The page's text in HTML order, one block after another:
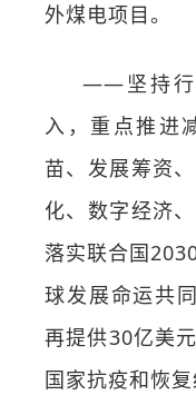
外煤电项目。
——坚持行
入，重点推进
苗、发展筹资
化、数字经济
落实联合国
球发展命运共
再提供30亿美
国家抗疫和恢复